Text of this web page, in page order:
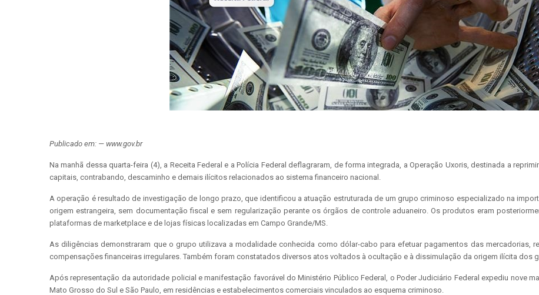
Publicado em: — www.gov.br
Na manhã dessa quarta-feira (4), a Receita Federal e a Polícia Federal deflagraram, de forma integrada, a Operação Uxoris, destinada a
capitais, contrabando, descaminho e demais ilícitos relacionados ao sistema financeiro nacional.
A operação é resultado de investigação de longo prazo, que identificou a atuação estruturada de um grupo criminoso especializado na
origem estrangeira, sem documentação fiscal e sem regularização perante os órgãos de controle aduaneiro. Os produtos eram
plataformas de marketplace e de lojas físicas localizadas em Campo Grande/MS.
As diligências demonstraram que o grupo utilizava a modalidade conhecida como dólar-cabo para efetuar pagamentos das mercadorias,
compensações financeiras irregulares. Também foram constatados diversos atos voltados à ocultação e à dissimulação da origem ilícita dos
Após representação da autoridade policial e manifestação favorável do Ministério Público Federal, o Poder Judiciário Federal expediu nove
Mato Grosso do Sul e São Paulo, em residências e estabelecimentos comerciais vinculados ao esquema criminoso.